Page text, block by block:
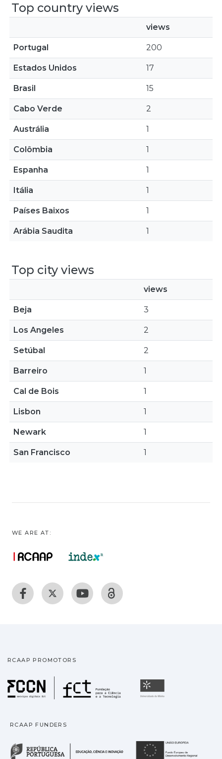
Top country views
views
Portugal 200
Estados Unidos 17
Brasil 15
Cabo Verde 2
Austrália 1
Colômbia 1
Espanha 1
Itália 1
Países Baixos 1
Arábia Saudita 1
Top city views
views
Beja 3
Los Angeles 2
Setúbal 2
Barreiro 1
Cal de Bois 1
Lisbon 1
Newark 1
San Francisco 1
WE ARE AT:
RCAAP PROMOTORS
Fundação para a
RCAAP FUNDERS
República Portuguesa